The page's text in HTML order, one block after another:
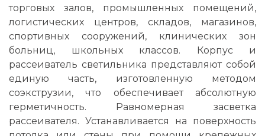
торговых залов, промышленных помещений,
логистических центров, складов, магазинов,
спортивных сооружений, клинических зон
больниц, школьных классов. Корпус и
рассеиватель светильника представляют собой
единую часть, изготовленную методом
соэкструзии, что обеспечивает абсолютную
герметичность. Равномерная засветка
рассеивателя. Устанавливается на поверхность